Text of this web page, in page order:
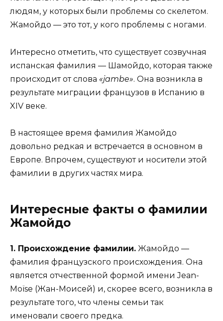
людям, у которых были проблемы со скелетом.
Жамойдо — это тот, у кого проблемы с ногами.
Интересно отметить, что существует созвучная
испанская фамилия — Шамойдо, которая также
происходит от слова «jambe». Она возникла в
результате миграции французов в Испанию в
XIV веке.
В настоящее время фамилия Жамойдо
довольно редкая и встречается в основном в
Европе. Впрочем, существуют и носители этой
фамилии в других частях мира.
Интересные факты о фамилии
Жамойдо
1. Происхождение фамилии. Жамойдо —
фамилия французского происхождения. Она
является отчественной формой имени Jean-
Moïse (Жан-Моисей) и, скорее всего, возникла в
результате того, что члены семьи так
именовали своего предка.